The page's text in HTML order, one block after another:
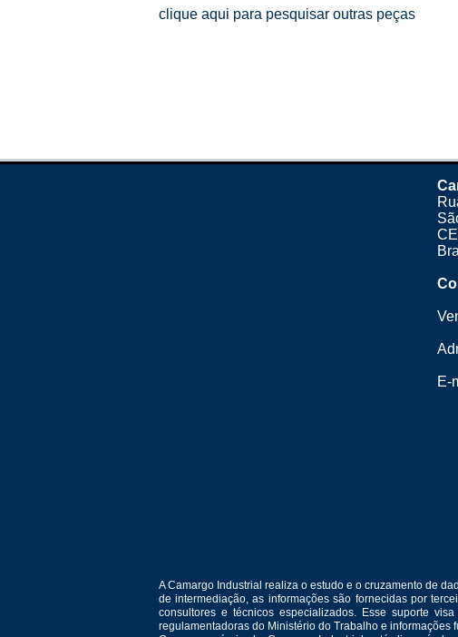
clique aqui para pesquisar outras peças
E-
A Camargo Industrial realiza o estudo e o cruzamento de
de intermediação, as informações são fornecidas por
consultores e técnicos especializados. Esse suporte
regulamentadoras do Ministério do Trabalho e informações